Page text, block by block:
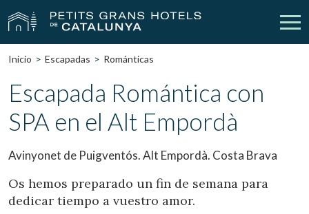
Nuestros Hoteles
Bodas Empresas
Cheques Regalo Descubre Catalunya
Contacto Mi reserva
Inicio Escapadas Románticas
Escapada Romántica con
SPA en el Alt Empordà
Avinyonet de Puigventós. Alt Empordà. Costa Brava
Os hemos preparado un fin de semana para
dedicar tiempo a vuestro amor.